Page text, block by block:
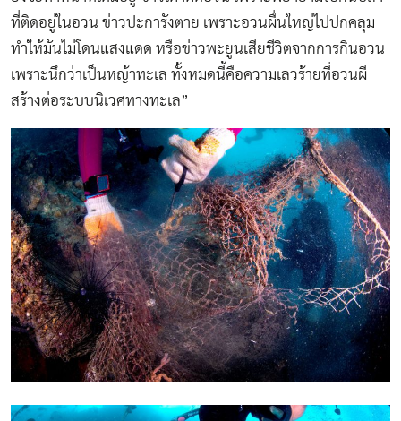
ที่ติดอยู่ในอวน ข่าวปะการังตาย เพราะอวนผื่นใหญ่ไปปกคลุม
ทำให้มันไม่โดนแสงแดด หรือข่าวพะยูนเสียชีวิตจากการกินอวน
เพราะนึกว่าเป็นหญ้าทะเล ทั้งหมดนี้คือความเลวร้ายที่อวนผี
สร้างต่อระบบนิเวศทางทะเล”